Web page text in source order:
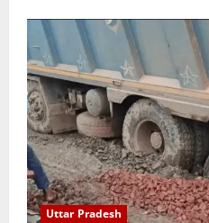
Uttar Pradesh